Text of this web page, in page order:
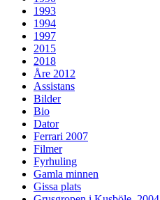
1993
1994
1997
2015
2018
Åre 2012
Assistans
Bilder
Bio
Dator
Ferrari 2007
Filmer
Fyrhuling
Gamla minnen
Gissa plats